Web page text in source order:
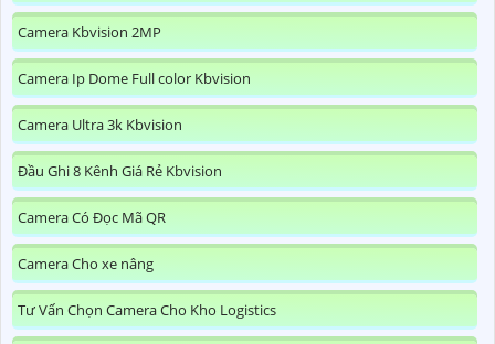
Camera Kbvision 2MP
Camera Ip Dome Full color Kbvision
Camera Ultra 3k Kbvision
Đầu Ghi 8 Kênh Giá Rẻ Kbvision
Camera Có Đọc Mã QR
Camera Cho xe nâng
Tư Vấn Chọn Camera Cho Kho Logistics